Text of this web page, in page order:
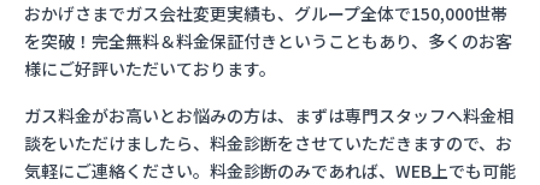
おかげさまでガス会社変更実績も、グループ全体で150,000世帯
を突破！完全無料＆料金保証付きということもあり、多くのお客
様にご好評いただいております。
ガス料金がお高いとお悩みの方は、まずは専門スタッフへ料金相
談をいただけましたら、料金診断をさせていただきますので、お
気軽にご連絡ください。料金診断のみであれば、WEB上でも可能